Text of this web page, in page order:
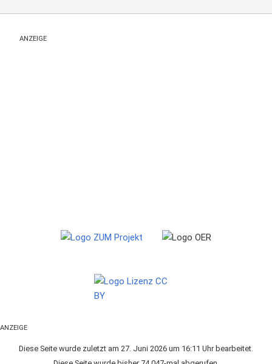
ANZEIGE
ANZEIGE
Diese Seite wurde zuletzt am 27. Juni 2026 um 16:11 Uhr bearbeitet.